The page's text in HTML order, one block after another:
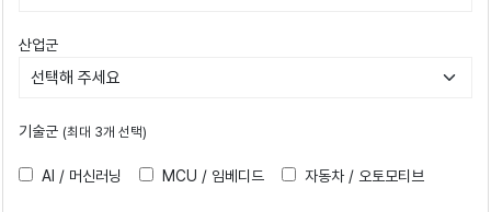
산업군
기술군 (최대 3개 선택)
AI / 머신러닝 MCU / 임베디드 자동차 / 오토모티브